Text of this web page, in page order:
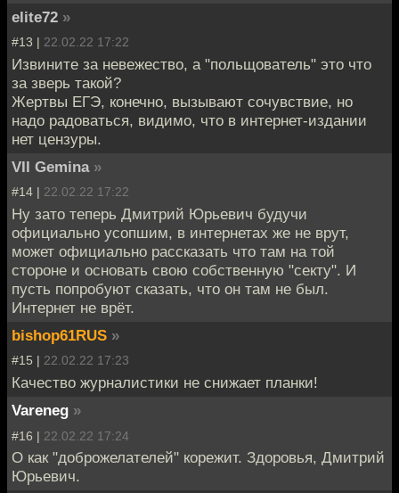
elite72 »
#13 | 22.02.22 17:22
Извините за невежество, а "польщователь" это что
за зверь такой?
Жертвы ЕГЭ, конечно, вызывают сочувствие, но
надо радоваться, видимо, что в интернет-издании
нет цензуры.
VII Gemina »
#14 | 22.02.22 17:22
Ну зато теперь Дмитрий Юрьевич будучи
официально усопшим, в интернетах же не врут,
может официально рассказать что там на той
стороне и основать свою собственную "секту". И
пусть попробуют сказать, что он там не был.
Интернет не врёт.
bishop61RUS »
#15 | 22.02.22 17:23
Качество журналистики не снижает планки!
Vareneg »
#16 | 22.02.22 17:24
О как "доброжелателей" корежит. Здоровья, Дмитрий
Юрьевич.